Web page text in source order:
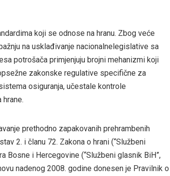
koji se odnose na hranu. Zbog veće
na usklađivanje nacionalnelegislative sa
potrošača primjenjuju brojni mehanizmi koji
zakonske regulative specifične za
osiguranja, učestale kontrole
prethodno zapakovanih prehrambenih
2. i članu 72. Zakona o hrani (“Službeni
Bosne i Hercegovine (“Službeni glasnik BiH”,
nadenog 2008. godine donesen je Pravilnik o